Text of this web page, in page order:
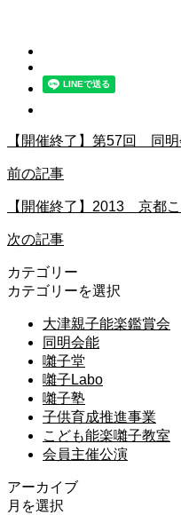
【開催終了】第57回 同
前の記事
【開催終了】2013 京都
次の記事
カテゴリー
カテゴリーを選択
大津親子能楽鑑賞会
同明会能
囃子堂
囃子Labo
囃子塾
子供育成推進事業
こども能楽囃子教室
会員主催公演
アーカイブ
月を選択